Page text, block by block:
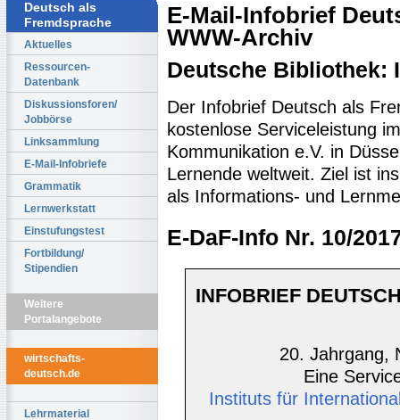
Deutsch als
Fremdsprache
Aktuelles
Ressourcen-
Datenbank
Diskussionsforen/
Jobbörse
Linksammlung
E-Mail-Infobriefe
Grammatik
Lernwerkstatt
Einstufungstest
Fortbildung/
Stipendien
Weitere
Portalangebote
wirtschafts-
deutsch.de
Lehrmaterial
E-Mail-Infobrief
WWW-Archiv
Deutsche Bibliothek:
Der Infobrief Deutsch als
kostenlose Serviceleistung
Kommunikation e.V. in
Lernende weltweit. Ziel ist
als Informations- und
E-DaF-Info Nr. 10/
INFOBRIEF
20. Jahrgang,
Eine
Instituts für